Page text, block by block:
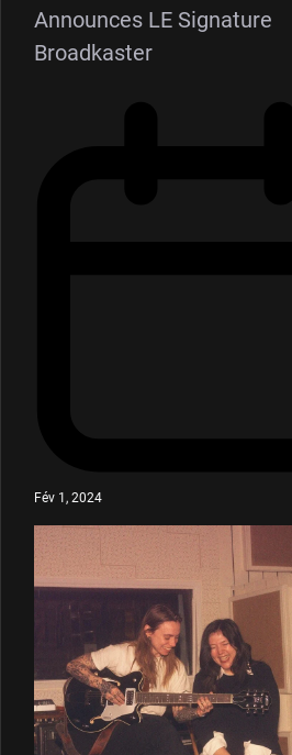
Announces LE Signature
Broadkaster
Fév 1, 2024